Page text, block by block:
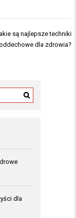
są najlepsze techniki
dla zdrowia?
dla